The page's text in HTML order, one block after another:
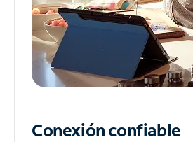
Conexión confiable